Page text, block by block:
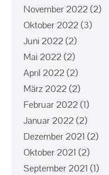
November 2022 (2)
Oktober 2022 (3)
Juni 2022 (2)
Mai 2022 (2)
April 2022 (2)
März 2022 (2)
Februar 2022 (1)
Januar 2022 (2)
Dezember 2021 (2)
Oktober 2021 (2)
September 2021 (1)